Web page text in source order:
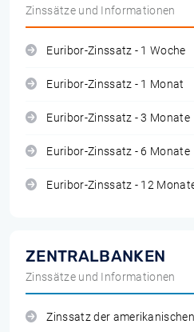
Zinssätze und Informationen
Euribor-Zinssatz - 1 Woche
Euribor-Zinssatz - 1 Monat
Euribor-Zinssatz - 3 Monate
Euribor-Zinssatz - 6 Monate
Euribor-Zinssatz - 12
ZENTRALBANKEN
Zinssätze und Informationen
Zinssatz der